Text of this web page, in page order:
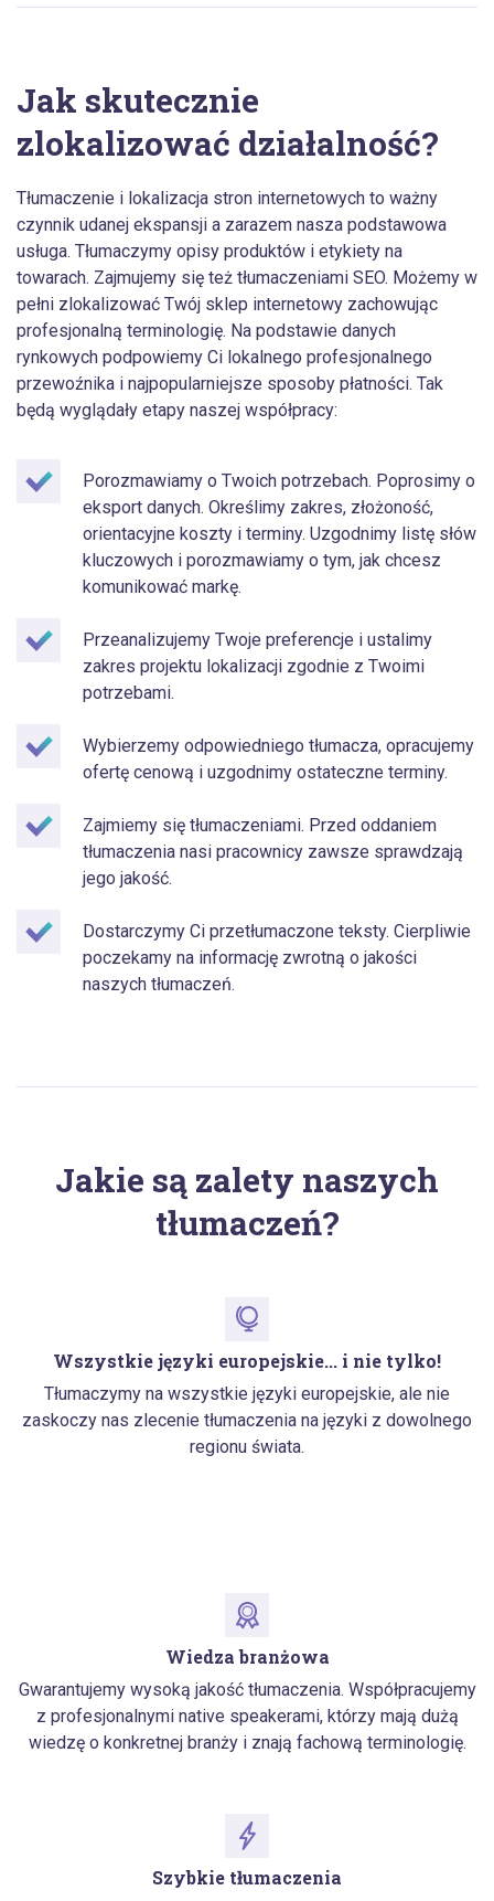
Jak skutecznie
zlokalizować działalność?
Tłumaczenie i lokalizacja stron internetowych to ważny
czynnik udanej ekspansji a zarazem nasza podstawowa
usługa. Tłumaczymy opisy produktów i etykiety na
towarach. Zajmujemy się też tłumaczeniami SEO. Możemy w
pełni zlokalizować Twój sklep internetowy zachowując
profesjonalną terminologię. Na podstawie danych
rynkowych podpowiemy Ci lokalnego profesjonalnego
przewoźnika i najpopularniejsze sposoby płatności. Tak
będą wyglądały etapy naszej współpracy:
Porozmawiamy o Twoich potrzebach. Poprosimy o
eksport danych. Określimy zakres, złożoność,
orientacyjne koszty i terminy. Uzgodnimy listę słów
kluczowych i porozmawiamy o tym, jak chcesz
komunikować markę.
Przeanalizujemy Twoje preferencje i ustalimy
zakres projektu lokalizacji zgodnie z Twoimi
potrzebami.
Wybierzemy odpowiedniego tłumacza, opracujemy
ofertę cenową i uzgodnimy ostateczne terminy.
Zajmiemy się tłumaczeniami. Przed oddaniem
tłumaczenia nasi pracownicy zawsze sprawdzają
jego jakość.
Dostarczymy Ci przetłumaczone teksty. Cierpliwie
poczekamy na informację zwrotną o jakości
naszych tłumaczeń.
Jakie są zalety naszych
tłumaczeń?
Wszystkie języki europejskie... i nie tylko!
Tłumaczymy na wszystkie języki europejskie, ale nie
zaskoczy nas zlecenie tłumaczenia na języki z dowolnego
regionu świata.
Wiedza branżowa
Gwarantujemy wysoką jakość tłumaczenia. Współpracujemy
z profesjonalnymi native speakerami, którzy mają dużą
wiedzę o konkretnej branży i znają fachową terminologię.
Szybkie tłumaczenia